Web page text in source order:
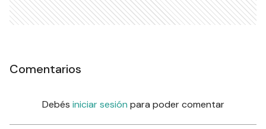
Comentarios
Debés iniciar sesión para poder comentar